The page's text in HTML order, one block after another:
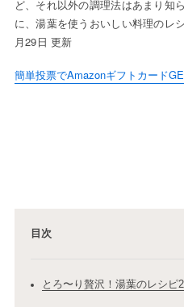
ど、それ以外の調理法はあまり
に、湯葉を使うおいしい料理のレ
月29日 更新
簡単投票でAmazonギフトカード
目次
とろ〜り贅沢！湯葉のレシピ